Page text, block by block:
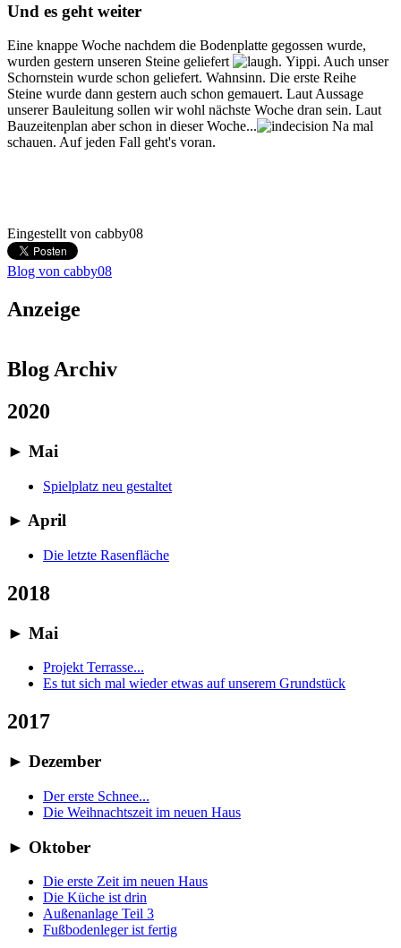
Und es geht weiter
Eine knappe Woche nachdem die Bodenplatte gegossen wurde,
wurden gestern unseren Steine geliefert
. Yippi. Auch unser
Schornstein wurde schon geliefert. Wahnsinn. Die erste Reihe
Steine wurde dann gestern auch schon gemauert. Laut Aussage
unserer Bauleitung sollen wir wohl nächste Woche dran sein. Laut
Bauzeitenplan aber schon in dieser Woche...
Na mal
schauen. Auf jeden Fall geht's voran.
Eingestellt von cabby08
Blog von cabby08
Anzeige
Blog Archiv
2020
► Mai
Spielplatz neu gestaltet
► April
Die letzte Rasenfläche
2018
► Mai
Projekt Terrasse...
Es tut sich mal wieder etwas auf unserem Grundstück
2017
► Dezember
Der erste Schnee...
Die Weihnachtszeit im neuen Haus
► Oktober
Die erste Zeit im neuen Haus
Die Küche ist drin
Außenanlage Teil 3
Fußbodenleger ist fertig